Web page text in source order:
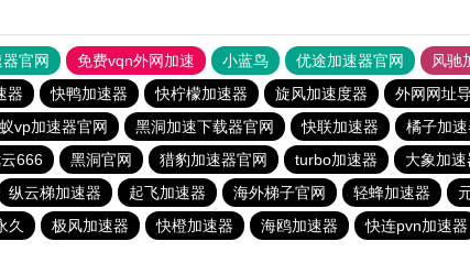
官网 免费vqn外网加速 小蓝鸟 优途加速器官网 风驰
器 快鸭加速器 快柠檬加速器 旋风加速度器 外网网址导
vp加速器官网 黑洞加速下载器官网 快联加速器 橘子加速
666 黑洞官网 猎豹加速器官网 turbo加速器 大象加速
纵云梯加速器 起飞加速器 海外梯子官网 轻蜂加速器
久 极风加速器 快橙加速器 海鸥加速器 快连pvn加速器